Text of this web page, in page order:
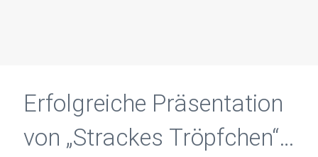
Erfolgreiche Präsentation
von „Strackes Tröpfchen“